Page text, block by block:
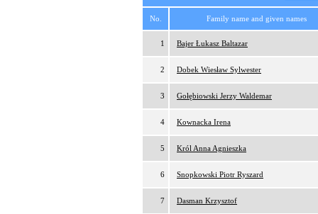
No. Family name and given names
1 Bajer Łukasz Baltazar
2 Dobek Wiesław Sylwester
3 Gołębiowski Jerzy Waldemar
4 Kownacka Irena
5 Król Anna Agnieszka
6 Snopkowski Piotr Ryszard
7 Dasman Krzysztof